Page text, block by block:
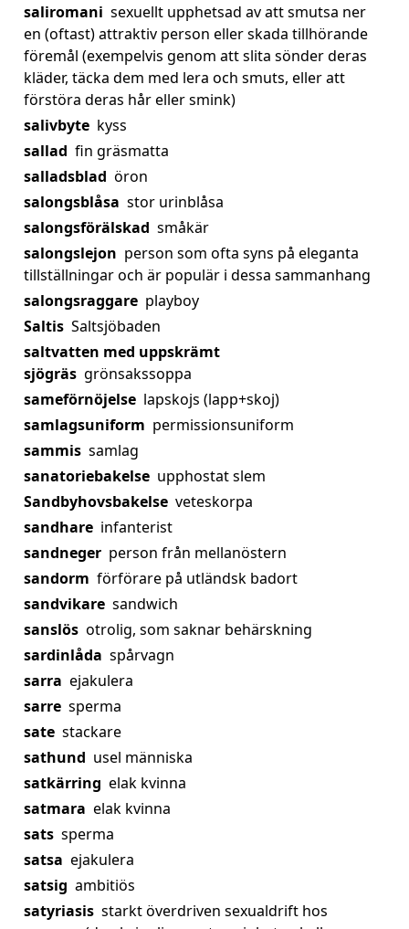
saliromani sexuellt upphetsad av att smutsa ner
en (oftast) attraktiv person eller skada tillhörande
föremål (exempelvis genom att slita sönder deras
kläder, täcka dem med lera och smuts, eller att
förstöra deras hår eller smink)
salivbyte kyss
sallad fin gräsmatta
salladsblad öron
salongsblåsa stor urinblåsa
salongsförälskad småkär
salongslejon person som ofta syns på eleganta
tillställningar och är populär i dessa sammanhang
salongsraggare playboy
Saltis Saltsjöbaden
saltvatten med uppskrämt
sjögräs grönsakssoppa
sameförnöjelse lapskojs (lapp+skoj)
samlagsuniform permissionsuniform
sammis samlag
sanatoriebakelse upphostat slem
Sandbyhovsbakelse veteskorpa
sandhare infanterist
sandneger person från mellanöstern
sandorm förförare på utländsk badort
sandvikare sandwich
sanslös otrolig, som saknar behärskning
sardinlåda spårvagn
sarra ejakulera
sarre sperma
sate stackare
sathund usel människa
satkärring elak kvinna
satmara elak kvinna
sats sperma
satsa ejakulera
satsig ambitiös
satyriasis starkt överdriven sexualdrift hos